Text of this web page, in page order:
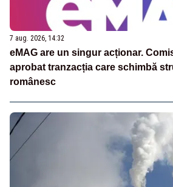
7 aug. 2026, 14:32
eMAG are un singur acționar.
aprobat tranzacția care schimbă
românesc